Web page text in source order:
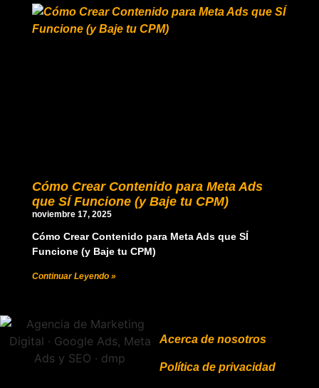
Cómo Crear Contenido para Meta Ads
que SÍ Funcione (y Baje tu CPM)
noviembre 17, 2025
Cómo Crear Contenido para Meta Ads que SÍ
Funcione (y Baje tu CPM)
Continuar Leyendo »
Acerca de nosotros
Política de privacidad